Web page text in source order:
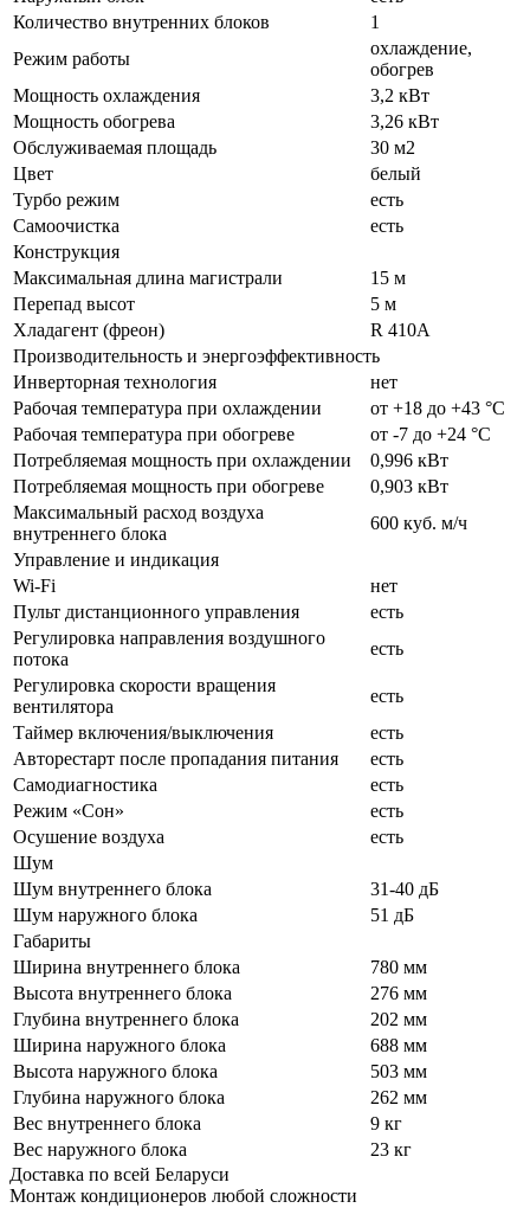
Количество внутренних блоков
1
Режим работы
охлаждение,
обогрев
Мощность охлаждения
3,2 кВт
Мощность обогрева
3,26 кВт
Обслуживаемая площадь
30 м2
Цвет
белый
Турбо режим
есть
Самоочистка
есть
Конструкция
Максимальная длина магистрали
15 м
Перепад высот
5 м
Хладагент (фреон)
R 410A
Производительность и энергоэффективность
Инверторная технология
нет
Рабочая температура при охлаждении
от +18 до +43 °C
Рабочая температура при обогреве
от -7 до +24 °C
Потребляемая мощность при охлаждении
0,996 кВт
Потребляемая мощность при обогреве
0,903 кВт
Максимальный расход воздуха
внутреннего блока
600 куб. м/ч
Управление и индикация
Wi-Fi
нет
Пульт дистанционного управления
есть
Регулировка направления воздушного
потока
есть
Регулировка скорости вращения
вентилятора
есть
Таймер включения/выключения
есть
Авторестарт после пропадания питания
есть
Самодиагностика
есть
Режим «Сон»
есть
Осушение воздуха
есть
Шум
Шум внутреннего блока
31-40 дБ
Шум наружного блока
51 дБ
Габариты
Ширина внутреннего блока
780 мм
Высота внутреннего блока
276 мм
Глубина внутреннего блока
202 мм
Ширина наружного блока
688 мм
Высота наружного блока
503 мм
Глубина наружного блока
262 мм
Вес внутреннего блока
9 кг
Вес наружного блока
23 кг
Доставка по всей Беларуси
Монтаж кондиционеров любой сложности